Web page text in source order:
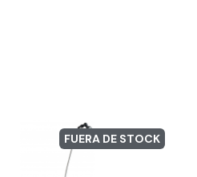
FUERA DE STOCK